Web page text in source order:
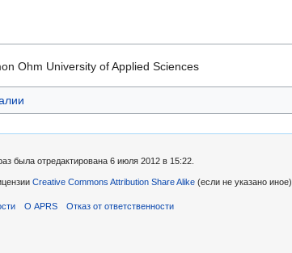
Ohm University of Applied Sciences
была отредактирована 6 июля 2012 в 15:22.
Creative Commons Attribution Share Alike (если не указано иное).
О APRS Отказ от ответственности